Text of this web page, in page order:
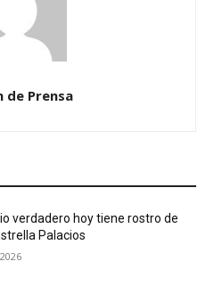
de Prensa
verdadero hoy tiene rostro de
Palacios